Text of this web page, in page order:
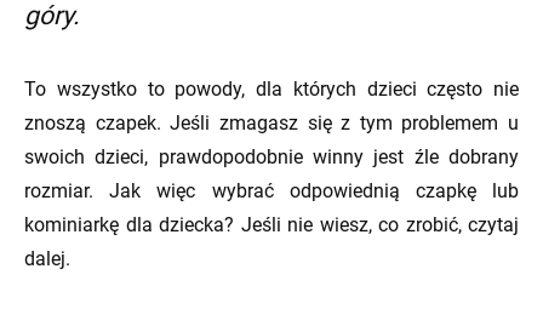
góry.
To wszystko to powody, dla których dzieci często nie
znoszą czapek. Jeśli zmagasz się z tym problemem u
swoich dzieci, prawdopodobnie winny jest źle dobrany
rozmiar. Jak więc wybrać odpowiednią czapkę lub
kominiarkę dla dziecka? Jeśli nie wiesz, co zrobić, czytaj
dalej.